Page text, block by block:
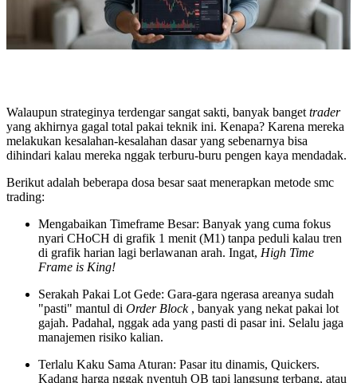
Walaupun strateginya terdengar sangat sakti, banyak banget trader
yang akhirnya gagal total pakai teknik ini. Kenapa? Karena mereka
melakukan kesalahan-kesalahan dasar yang sebenarnya bisa
dihindari kalau mereka nggak terburu-buru pengen kaya mendadak.
Berikut adalah beberapa dosa besar saat menerapkan metode smc
trading:
Mengabaikan Timeframe Besar: Banyak yang cuma fokus
nyari CHoCH di grafik 1 menit (M1) tanpa peduli kalau tren
di grafik harian lagi berlawanan arah. Ingat, High Time
Frame is King!
Serakah Pakai Lot Gede: Gara-gara ngerasa areanya sudah
"pasti" mantul di Order Block , banyak yang nekat pakai lot
gajah. Padahal, nggak ada yang pasti di pasar ini. Selalu jaga
manajemen risiko kalian.
Terlalu Kaku Sama Aturan: Pasar itu dinamis, Quickers.
Kadang harga nggak nyentuh OB tapi langsung terbang, atau